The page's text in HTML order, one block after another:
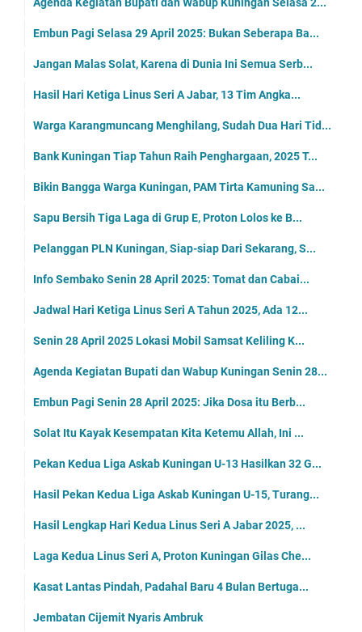
Embun Pagi Selasa 29 April 2025: Bukan Seberapa Ba...
Jangan Malas Solat, Karena di Dunia Ini Semua Serb...
Hasil Hari Ketiga Linus Seri A Jabar, 13 Tim Angka...
Warga Karangmuncang Menghilang, Sudah Dua Hari Tid...
Bank Kuningan Tiap Tahun Raih Penghargaan, 2025 T...
Bikin Bangga Warga Kuningan, PAM Tirta Kamuning Sa...
Sapu Bersih Tiga Laga di Grup E, Proton Lolos ke B...
Pelanggan PLN Kuningan, Siap-siap Dari Sekarang, S...
Info Sembako Senin 28 April 2025: Tomat dan Cabai...
Jadwal Hari Ketiga Linus Seri A Tahun 2025, Ada 12...
Senin 28 April 2025 Lokasi Mobil Samsat Keliling K...
Agenda Kegiatan Bupati dan Wabup Kuningan Senin 28...
Embun Pagi Senin 28 April 2025: Jika Dosa itu Berb...
Solat Itu Kayak Kesempatan Kita Ketemu Allah, Ini ...
Pekan Kedua Liga Askab Kuningan U-13 Hasilkan 32 G...
Hasil Pekan Kedua Liga Askab Kuningan U-15, Turang...
Hasil Lengkap Hari Kedua Linus Seri A Jabar 2025, ...
Laga Kedua Linus Seri A, Proton Kuningan Gilas Che...
Kasat Lantas Pindah, Padahal Baru 4 Bulan Bertuga...
Jembatan Cijemit Nyaris Ambruk